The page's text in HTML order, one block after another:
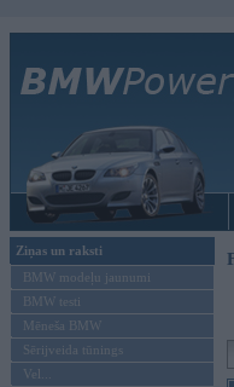
Ziņas un raksti
BMW modeļu jaunumi
BMW testi
Mēneša BMW
Sērijveida tūnings
Vel...